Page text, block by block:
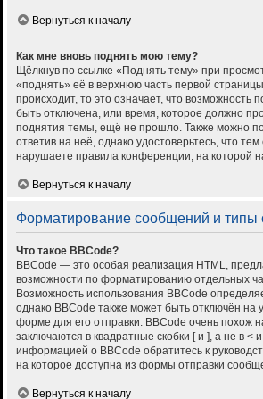
Вернуться к началу
Как мне вновь поднять мою тему?
Щёлкнув по ссылке «Поднять тему» при
«поднять» её в верхнюю часть первой
происходит, то это означает, что возможность
быть отключена, или время, которое должно
поднятия темы, ещё не прошло. Также можно
ответив на неё, однако удостоверьтесь, что
нарушаете правила конференции, на которой
Вернуться к началу
Форматирование сообщений и типы
Что такое BBCode?
BBCode — это особая реализация HTML,
возможности по форматированию отдельных
Возможность использования BBCode
однако BBCode также может быть отключён на
форме для его отправки. BBCode очень похож
заключаются в квадратные скобки [ и ], а не в <
информацией о BBCode обратитесь к
на которое доступна из формы отправки
Вернуться к началу